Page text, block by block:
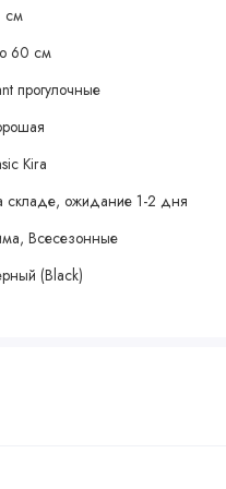
см
60 см
прогулочные
Kira
складе, ожидание 1-2 дня
Всесезонные
(Black)